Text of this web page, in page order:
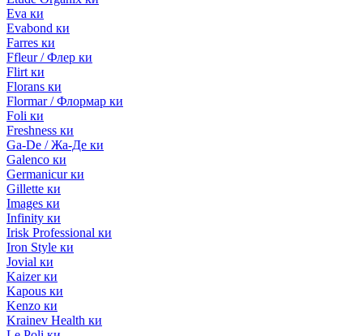
Eva ки
Evabond ки
Farres ки
Ffleur / Флер ки
Flirt ки
Florans ки
Flormar / Флормар ки
Foli ки
Freshness ки
Ga-De / Жа-Де ки
Galenco ки
Germanicur ки
Gillette ки
Images ки
Infinity ки
Irisk Professional ки
Iron Style ки
Jovial ки
Kaizer ки
Kapous ки
Kenzo ки
Krainev Health ки